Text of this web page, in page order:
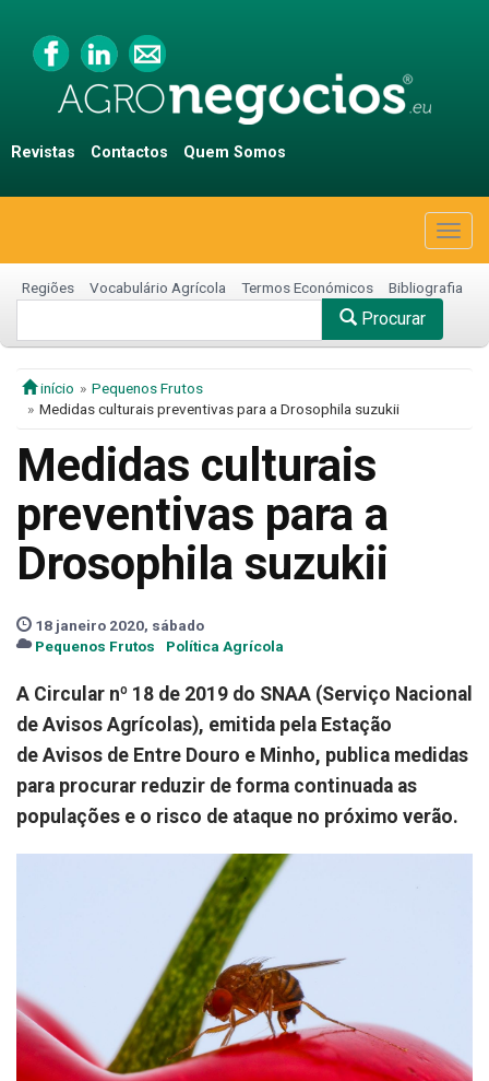
Revistas Contactos Quem Somos
Regiões Vocabulário Agrícola Termos Económicos Bibliografia
Procurar
início
Pequenos Frutos
Medidas culturais preventivas para a Drosophila suzukii
Medidas culturais
preventivas para a
Drosophila suzukii
18 janeiro 2020, sábado
Pequenos Frutos
Política Agrícola
A Circular nº 18 de 2019 do SNAA (Serviço Nacional
de Avisos Agrícolas), emitida pela Estação
de Avisos de Entre Douro e Minho, publica medidas
para procurar reduzir de forma continuada as
populações e o risco de ataque no próximo verão.